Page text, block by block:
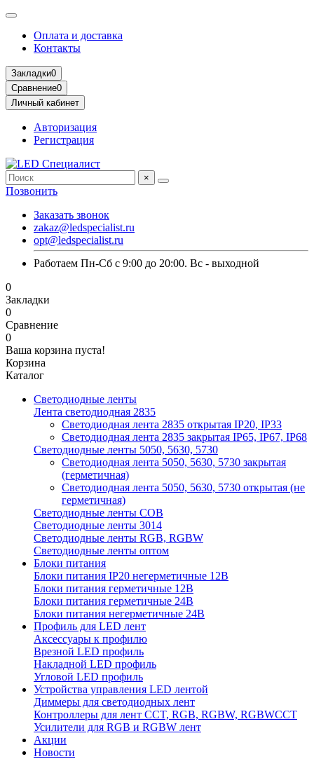
Оплата и доставка
Контакты
Закладки0
Сравнение0
Личный кабинет
Авторизация
Регистрация
×
Позвонить
Заказать звонок
zakaz@ledspecialist.ru
opt@ledspecialist.ru
Работаем Пн-Сб с 9:00 до 20:00. Вс - выходной
0
Закладки
0
Сравнение
0
Ваша корзина пуста!
Корзина
Каталог
Светодиодные ленты
Лента светодиодная 2835
Светодиодная лента 2835 открытая IP20, IP33
Светодиодная лента 2835 закрытая IP65, IP67, IP68
Светодиодные ленты 5050, 5630, 5730
Светодиодная лента 5050, 5630, 5730 закрытая
(герметичная)
Светодиодная лента 5050, 5630, 5730 открытая (не
герметичная)
Светодиодные ленты COB
Светодиодные ленты 3014
Светодиодные ленты RGB, RGBW
Светодиодные ленты оптом
Блоки питания
Блоки питания IP20 негерметичные 12В
Блоки питания герметичные 12В
Блоки питания герметичные 24В
Блоки питания негерметичные 24В
Профиль для LED лент
Аксессуары к профилю
Врезной LED профиль
Накладной LED профиль
Угловой LED профиль
Устройства управления LED лентой
Диммеры для светодиодных лент
Контроллеры для лент CCT, RGB, RGBW, RGBWCCT
Усилители для RGB и RGBW лент
Акции
Новости